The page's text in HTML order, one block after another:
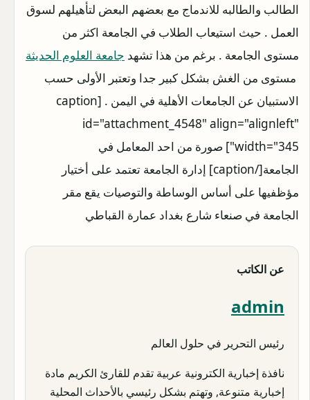
الطالب والطالبه للاندماج مع بعضهم البعض لتأهيلهم لسوق
العمل . حيث استيعاب الطلاب في الجامعة اكثر من
مستوى الجامعة . برغم من هذا تشهد جامعة العلوم الحديثة
مستوى من الغش بشكل كبير جدا وتعتبر الأولى حسب
الاستبيان عن الجامعات الأهلية في اليمن . [caption
id="attachment_4548" align="alignleft"
width="345"]
صورة من احد المعامل في
الجامعة[/caption] إدارة الجامعة تعتمد على أختيار
مؤظفيها على أساس الوساطة والتوصيات يقع مقر
الجامعة في صنعاء شارع بغداد عمارة القباطي
عن الكاتب
admin
رئيس التحرير في حلول العالم
نافذة إخبارية الكترونية عربية تقدم للقارئ الكريم مادة
إخبارية متنوعة, وتهتم بشكل رئيسي بالأحداث المحلية